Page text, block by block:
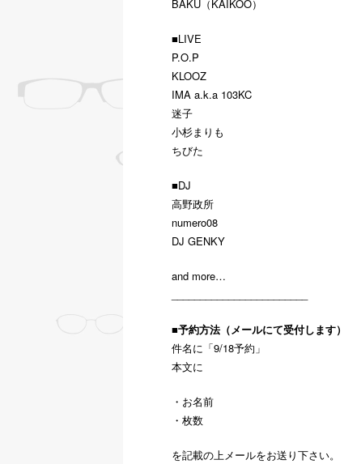
BAKU（KAIKOO）
■LIVE
P.O.P
KLOOZ
IMA a.k.a 103KC
迷子
小杉まりも
ちびた
■DJ
高野政所
numero08
DJ GENKY
and more…
■予約方法（メールにて受付します）
件名に「9/18予約」
本文に
・お名前
・枚数
を記載の上メールをお送り下さい。